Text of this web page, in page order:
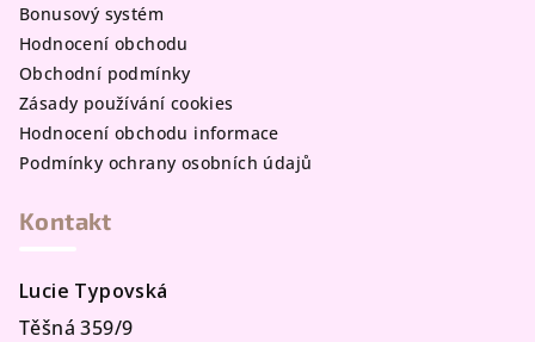
Bonusový systém
Hodnocení obchodu
Obchodní podmínky
Zásady používání cookies
Hodnocení obchodu informace
Podmínky ochrany osobních údajů
Kontakt
Lucie Typovská
Těšná 359/9